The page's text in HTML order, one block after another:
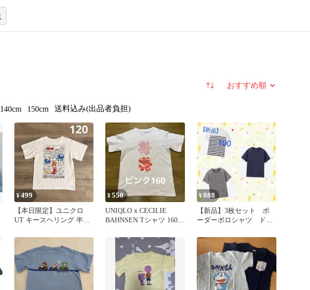
並び替え
140cm 150cm 送料込み(出品者負担)
¥499
【本日限定】ユニクロ
UT キースヘリング 半袖
¥550
UNIQLO x CECILIE
BAHNSEN Tシャツ 160
¥888
【新品】3枚セット ボ
ーダーポロシャツ ドラ
レー